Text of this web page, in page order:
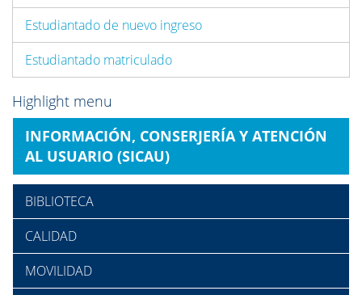
Estudiantado de nuevo ingreso
Estudiantado matriculado
Highlight menu
INFORMACIÓN, CONSERJERÍA Y ATENCIÓN
AL USUARIO (SICAU)
BIBLIOTECA
CALIDAD
MOVILIDAD